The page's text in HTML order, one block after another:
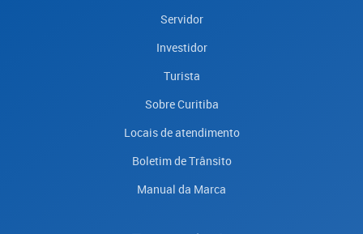
Servidor
Investidor
Turista
Sobre Curitiba
Locais de atendimento
Boletim de Trânsito
Manual da Marca